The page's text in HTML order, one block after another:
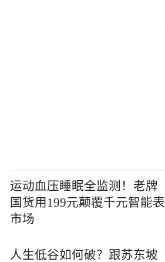
运动血压睡眠全监测！老牌
国货用199元颠覆千元智能表
市场
人生低谷如何破？跟苏东坡